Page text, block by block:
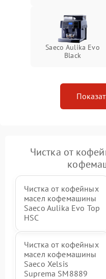
Saeco Aulika Evo
Black
Чистка от
Чистка от кофейных
масел кофемашины
Saeco Aulika Evo Top
HSC
Чистка от кофейных
масел кофемашины
Saeco Xelsis
Suprema SM8889